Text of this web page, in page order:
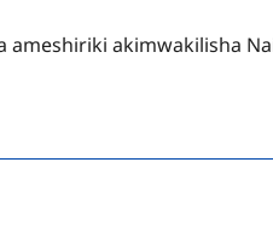
ameshiriki akimwakilisha